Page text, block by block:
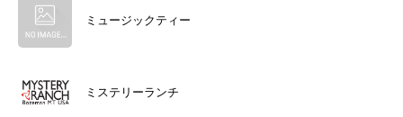
ミュージックティー
ミステリーランチ